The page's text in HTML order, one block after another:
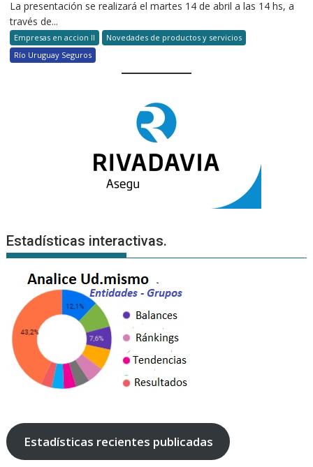
La presentación se realizará el martes 14 de abril a las 14 hs, a
través de...
Empresas en accion II
Novedades de productos y servicios
Río Uruguay Seguros
Estadísticas interactivas.
Estadísticas recientes publicadas